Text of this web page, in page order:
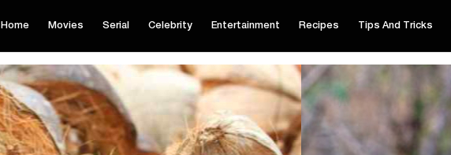
Home Movies Serial Celebrity Entertainment Recipes Tips And Tricks